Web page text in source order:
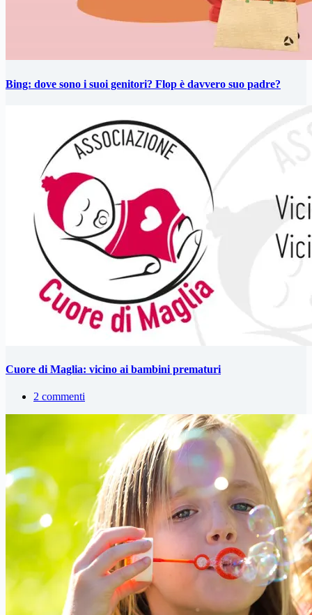
Bing: dove sono i suoi genitori? Flop è davvero suo padre?
Cuore di Maglia: vicino ai bambini prematuri
2 commenti